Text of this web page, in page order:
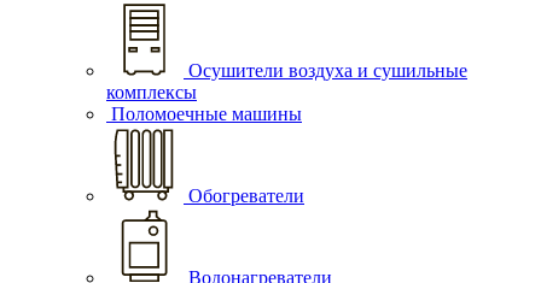
Осушители воздуха и сушильные
комплексы
Поломоечные машины
Обогреватели
Водонагреватели